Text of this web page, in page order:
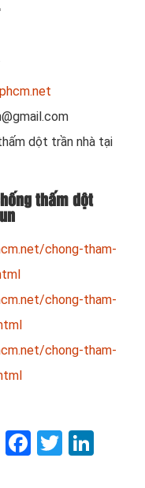
dột trần nhà tại
thấm dột
chong-tham-
chong-tham-
chong-tham-
Facebook
Twitter